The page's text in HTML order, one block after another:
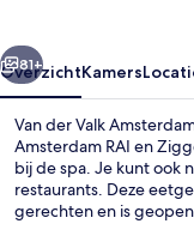
Volgende
81+
OverzichtKamers
Van der Valk
Amsterdam RAI en
bij de spa. Je kunt ook
restaurants. Deze
gerechten en is